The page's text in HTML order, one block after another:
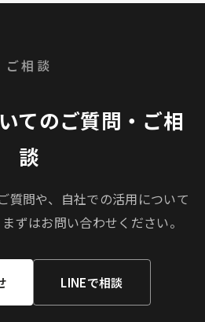
ご相談
てのご質問・ご相
談
質問や、自社での活用について
ずはお問い合わせください。
LINEで相談